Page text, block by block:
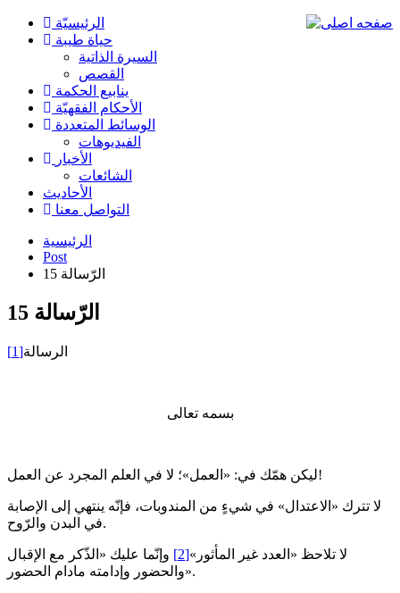
الرئیسیّة
حياة طيبة
السيرة الذاتية
القصص
ينابيع الحكمة
الأحکام الفقهیّة
الوسائط المتعددة
الفیدیوهات
الأخبار
الشائعات
الأحادیث
التواصل معنا
الرئيسية
Post
الرّسالة 15
الرّسالة 15
الرسالة[1]
بسمه تعالى
ليكن همّك في: «العمل»؛ لا في العلم المجرد عن العمل!
لا تترك «الاعتدال» في شيءٍ من المندوبات، فإنّه ينتهي إلى الإصابة
في البدن والرّوح.
لا تلاحظ «العدد غير المأثور»[2]
وإنّما عليك «الذّكر مع الإقبال
والحضور وإدامته مادام الحضور».